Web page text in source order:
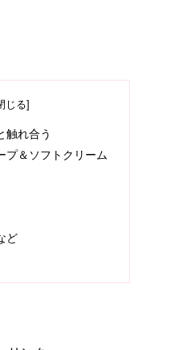
触れ合う
プ＆ソフトクリーム
ど